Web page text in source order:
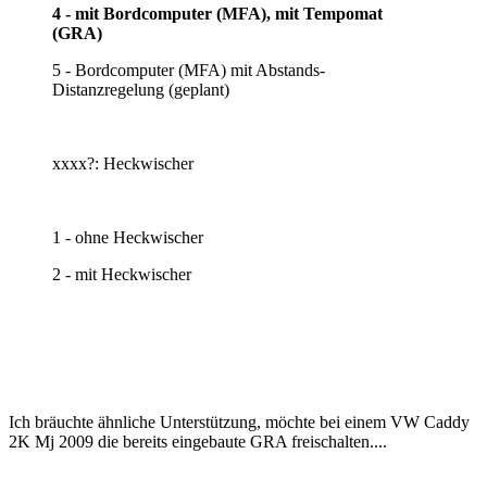
4 - mit Bordcomputer (MFA), mit Tempomat
(GRA)
5 - Bordcomputer (MFA) mit Abstands-
Distanzregelung (geplant)
xxxx?: Heckwischer
1 - ohne Heckwischer
2 - mit Heckwischer
Ich bräuchte ähnliche Unterstützung, möchte bei einem VW Caddy
2K Mj 2009 die bereits eingebaute GRA freischalten....